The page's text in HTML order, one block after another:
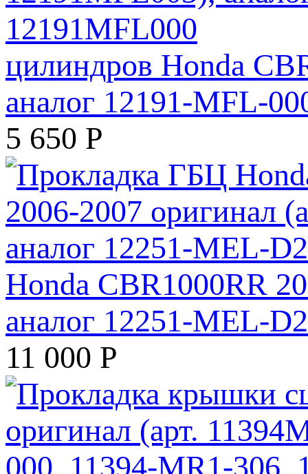
цилиндров Honda
аналог 12191-MFL-
5 650 Р
Honda CBR1000RR
аналог 12251-MEL-
11 000 Р